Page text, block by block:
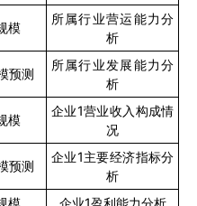
模
所属行业营运能力分
析
预测
所属行业发展能力分
析
模
企业1营业收入构成情
况
预测
企业1主要经济指标分
析
模 企业1盈利能力分析